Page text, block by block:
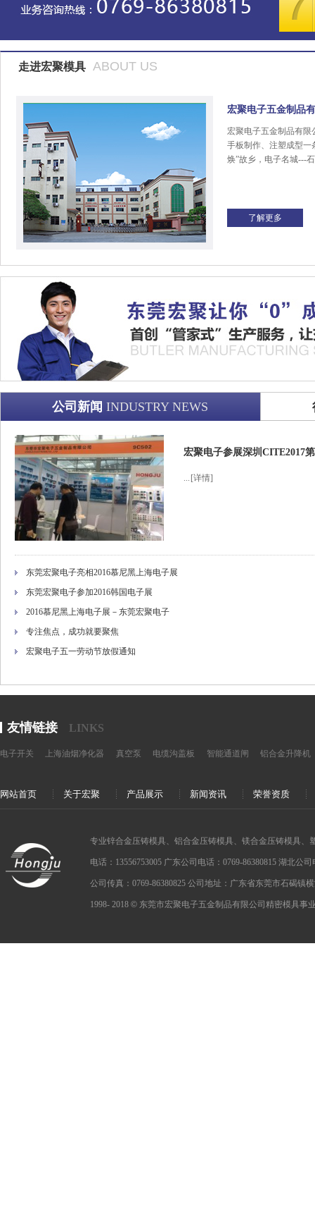
走进宏聚模具 ABOUT US
宏聚电子五金制品
宏聚电子五金制品有限
手板制作、注塑成型一
焕”故乡，电子名城---
了解更多
公司新闻 INDUSTRY NEWS
宏聚电子参展深圳CITE2017
... [详情]
东莞宏聚电子亮相2016慕尼黑上海电子展
东莞宏聚电子参加2016韩国电子展
2016慕尼黑上海电子展－东莞宏聚电子
专注焦点，成功就要聚焦
宏聚电子五一劳动节放假通知
友情链接 LINKS
电子开关 上海油烟净化器 真空泵 电缆沟盖板 智能通道闸 铝合金升降机
网站首页 关于宏聚 产品展示 新闻资讯 荣誉资质
专业锌合金压铸模具、铝合金压铸模具、镁合金压铸模具、
电话：13556753005 广东公司电话：0769-86380815 湖北公
公司传真：0769-86380825 公司地址：广东省东莞市石碣镇
1998- 2018 © 东莞市宏聚电子五金制品有限公司精密模具事